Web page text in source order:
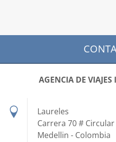
AGENCIA DE
Laureles
Carrera 70 #
Medellin - Colombia